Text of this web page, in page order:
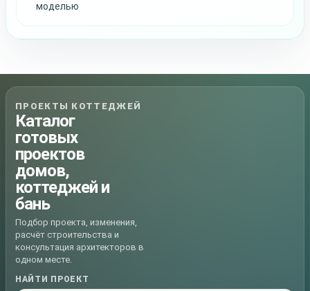
моделью
ПРОЕКТЫ КОТТЕДЖЕЙ
Каталог
готовых
проектов
домов,
коттеджей и
бань
Подбор проекта, изменения,
расчёт строительства и
консультация архитекторов в
одном месте.
НАЙТИ ПРОЕКТ